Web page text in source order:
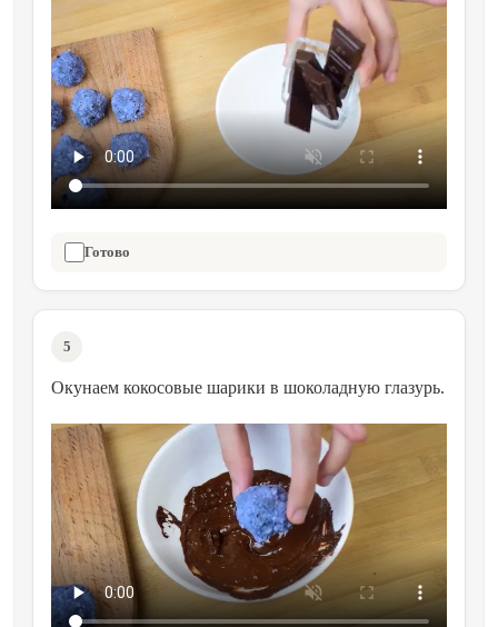
Готово
5
Окунаем кокосовые шарики в шоколадную глазурь.